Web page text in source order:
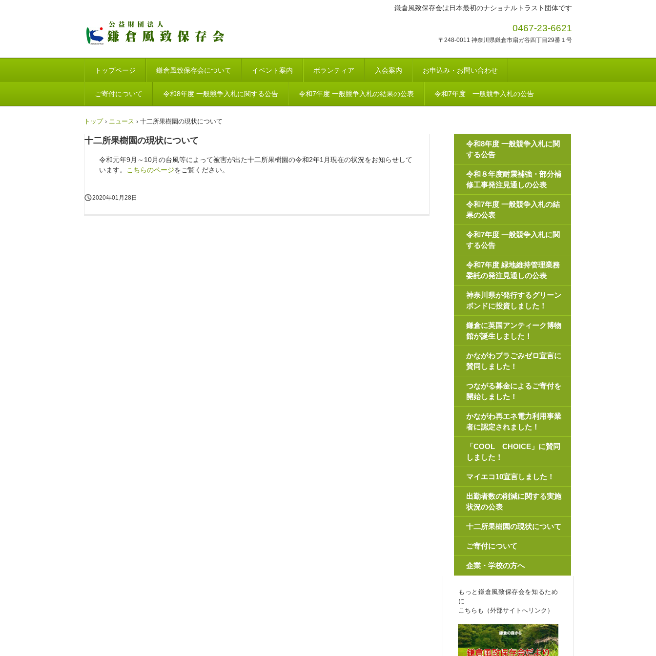
鎌倉風致保存会は日本最初のナショナルトラスト団体です
0467-23-6621
〒248-0011 神奈川県鎌倉市扇ガ谷四丁目29番１号
トップページ 鎌倉風致保存会について イベント案内 ボランティア 入会案内 お申込み・お問い合わせ
ご寄付について 令和8年度 一般競争入札に関する公告 令和7年度 一般競争入札の結果の公表 令和7年度 一般競争入札の公告
トップ › ニュース › 十二所果樹園の現状について
十二所果樹園の現状について
令和元年9月～10月の台風等によって被害が出た十二所果樹園の令和2年1月現在の状況をお知らせして
います。
こちらのページをご覧ください。
2020年01月28日
令和8年度 一般競争入札に関
する公告
令和８年度耐震補強・部分補
修工事発注見通しの公表
令和7年度 一般競争入札の結
果の公表
令和7年度 一般競争入札に関
する公告
令和7年度 緑地維持管理業務
委託の発注見通しの公表
神奈川県が発行するグリーン
ボンドに投資しました！
鎌倉に英国アンティーク博物
館が誕生しました！
かながわプラごみゼロ宣言に
賛同しました！
つながる募金によるご寄付を
開始しました！
かながわ再エネ電力利用事業
者に認定されました！
「COOL CHOICE」に賛同
しました！
マイエコ10宣言しました！
出勤者数の削減に関する実施
状況の公表
十二所果樹園の現状について
ご寄付について
企業・学校の方へ
もっと鎌倉風致保存会を知るため
に
こちらも（外部サイトへリンク）